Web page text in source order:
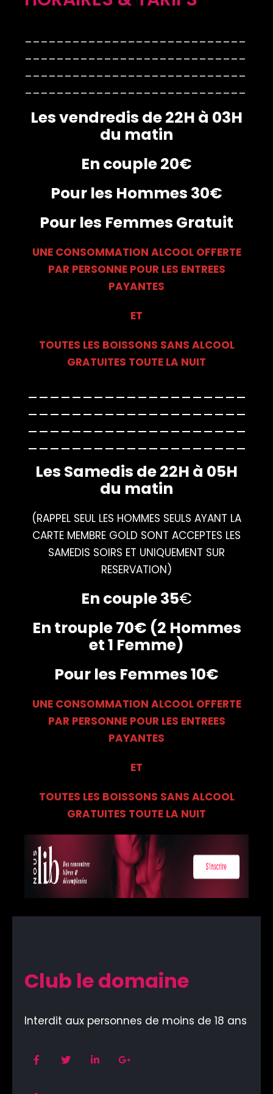
____________________________
____________________________
____________________________
____________________________
Les vendredis de 22H à 03H
du matin
En couple 20€
Pour les Hommes 30€
Pour les Femmes Gratuit
UNE CONSOMMATION ALCOOL OFFERTE
PAR PERSONNE POUR LES ENTREES
PAYANTES
ET
TOUTES LES BOISSONS SANS ALCOOL
GRATUITES TOUTE LA NUIT
Les Samedis de 22H à 05H
du matin
(RAPPEL SEUL LES HOMMES SEULS AYANT LA
CARTE MEMBRE GOLD SONT ACCEPTES LES
SAMEDIS SOIRS ET UNIQUEMENT SUR
RESERVATION)
En couple 35€
En trouple 70€ (2 Hommes
et 1 Femme)
Pour les Femmes 10€
UNE CONSOMMATION ALCOOL OFFERTE
PAR PERSONNE POUR LES ENTREES
PAYANTES
ET
TOUTES LES BOISSONS SANS ALCOOL
GRATUITES TOUTE LA NUIT
Club le domaine
Interdit aux personnes de moins de 18 ans